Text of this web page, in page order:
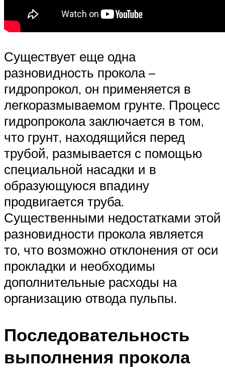
Существует еще одна
разновидность прокола –
гидропрокол, он применяется в
легкоразмываемом грунте. Процесс
гидропрокола заключается в том,
что грунт, находящийся перед
трубой, размывается с помощью
специальной насадки и в
образующуюся впадину
продвигается труба.
Существенными недостатками этой
разновидности прокола является
то, что возможно отклонения от оси
прокладки и необходимы
дополнительные расходы на
организацию отвода пульпы.
Последовательность
выполнения прокола